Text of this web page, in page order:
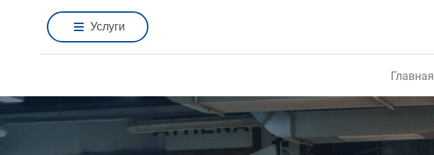
Услуги
Главная